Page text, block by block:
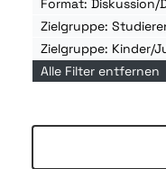
Format: Diskussion/
Zielgruppe:
Zielgruppe: Kinder/
Alle Filter entfernen